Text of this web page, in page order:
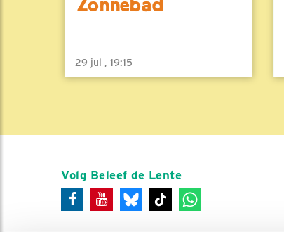
Zonnebad
29 jul , 19:15
Volg Beleef de Lente